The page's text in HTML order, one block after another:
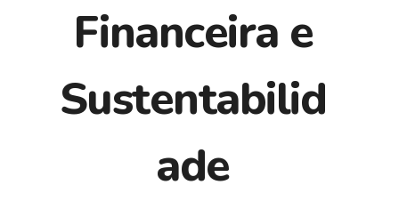
Financeira e
Sustentabilid
ade